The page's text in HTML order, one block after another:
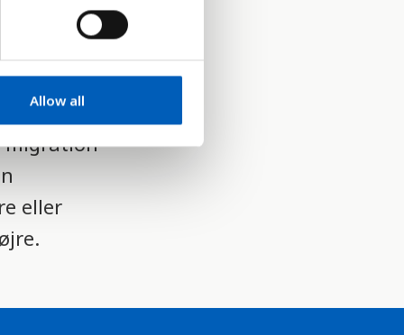
Allow all
som bor
af, hvad
for
migration
eller